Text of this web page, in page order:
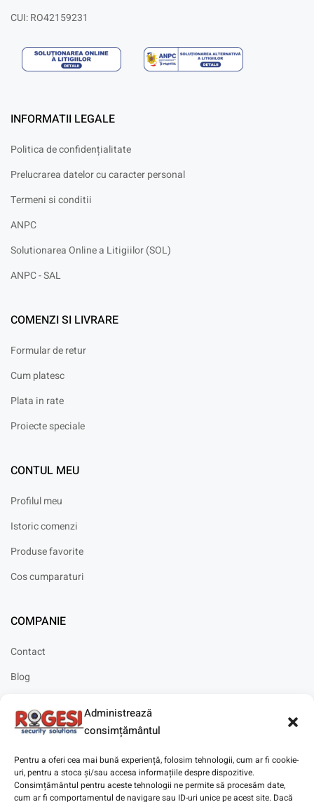
Administrează
consimțământul
Pentru a oferi cea mai bună experiență, folosim tehnologii, cum ar fi cookie-
uri, pentru a stoca și/sau accesa informațiile despre dispozitive.
Consimțământul pentru aceste tehnologii ne permite să procesăm date,
cum ar fi comportamentul de navigare sau ID-uri unice pe acest site. Dacă
CUI: RO42159231
INFORMATII LEGALE
Politica de confidențialitate
Prelucrarea datelor cu caracter personal
Termeni si conditii
ANPC
Solutionarea Online a Litigiilor (SOL)
ANPC - SAL
COMENZI SI LIVRARE
Formular de retur
Cum platesc
Plata in rate
Proiecte speciale
CONTUL MEU
Profilul meu
Istoric comenzi
Produse favorite
Cos cumparaturi
COMPANIE
Contact
Blog
Solicitare instalare